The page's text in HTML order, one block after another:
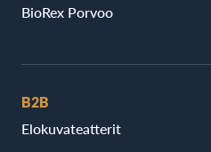
BioRex Porvoo
B2B
Elokuvateatterit